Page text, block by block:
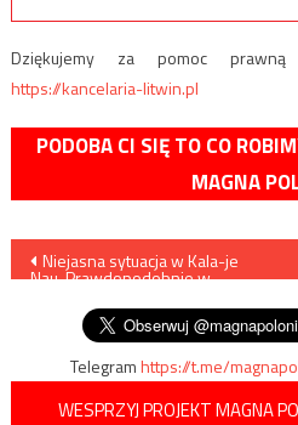
Dziękujemy za pomoc
https://kancelaria-litwin.pl
PODOBA CI SIĘ TO CO
MAGNA
Nawigacja
wpisu
Niejasna sytuacja w Kala-je
Nau. Prawdopodobnie w
Telegramhttps://t.me/
WESPRZYJ PROJEKT MAGNA